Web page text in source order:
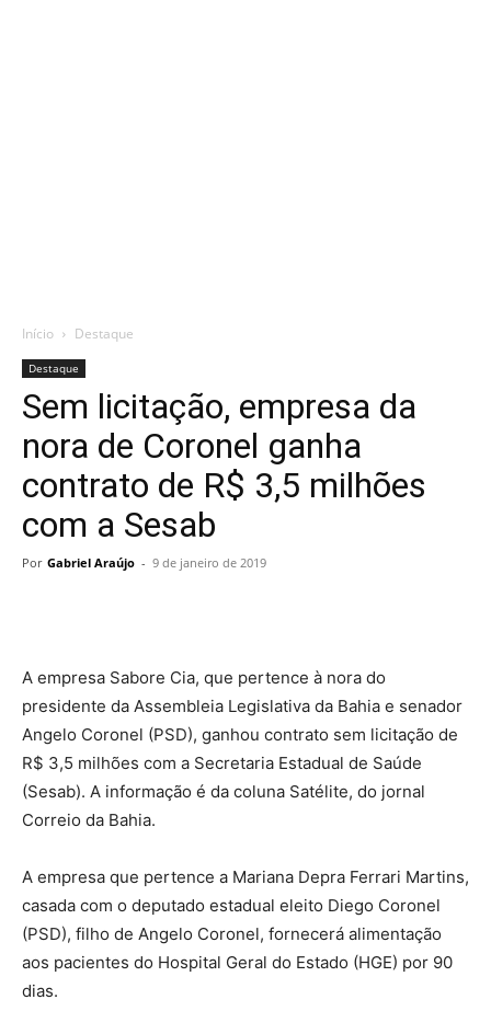
Início Destaque
Destaque
Sem licitação, empresa da
nora de Coronel ganha
contrato de R$ 3,5 milhões
com a Sesab
Por Gabriel Araújo - 9 de janeiro de 2019
A empresa Sabore Cia, que pertence à nora do
presidente da Assembleia Legislativa da Bahia e senador
Angelo Coronel (PSD), ganhou contrato sem licitação de
R$ 3,5 milhões com a Secretaria Estadual de Saúde
(Sesab). A informação é da coluna Satélite, do jornal
Correio da Bahia.
A empresa que pertence a Mariana Depra Ferrari Martins,
casada com o deputado estadual eleito Diego Coronel
(PSD), filho de Angelo Coronel, fornecerá alimentação
aos pacientes do Hospital Geral do Estado (HGE) por 90
dias.